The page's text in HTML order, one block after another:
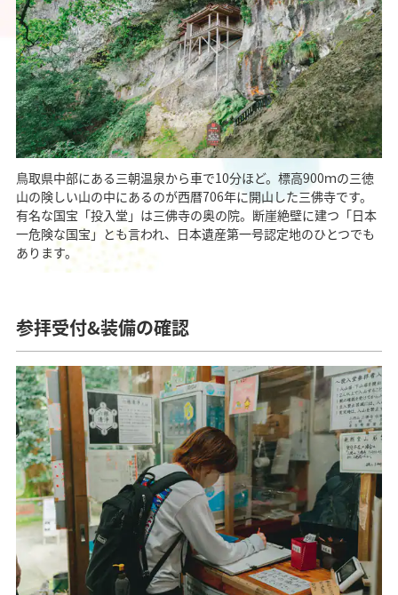
鳥取県中部にある三朝温泉から車で10分ほど。標高900ｍの三徳
山の険しい山の中にあるのが西暦706年に開山した三佛寺です。
有名な国宝「投入堂」は三佛寺の奥の院。断崖絶壁に建つ「日本
一危険な国宝」とも言われ、日本遺産第一号認定地のひとつでも
あります。
参拝受付&装備の確認